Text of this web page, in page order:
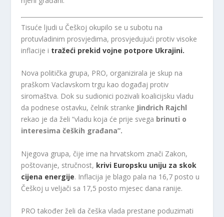
Tisuće ljudi u Češkoj okupilo se u subotu na
protuvladinim prosvjedima, prosvjedujući protiv visoke
inflacije i tražeći prekid vojne potpore Ukrajini.
Nova politička grupa, PRO, organizirala je skup na
praškom Vaclavskom trgu kao događaj protiv
siromaštva. Dok su sudionici pozivali koalicijsku vladu
da podnese ostavku, čelnik stranke Jindrich Rajchl
rekao je da želi “vladu koja će prije svega brinuti o
interesima čeških građana”.
Njegova grupa, čije ime na hrvatskom znači Zakon,
poštovanje, stručnost, krivi Europsku uniju za skok
cijena energije. Inflacija je blago pala na 16,7 posto u
Češkoj u veljači sa 17,5 posto mjesec dana ranije.
PRO također želi da češka vlada prestane poduzimati